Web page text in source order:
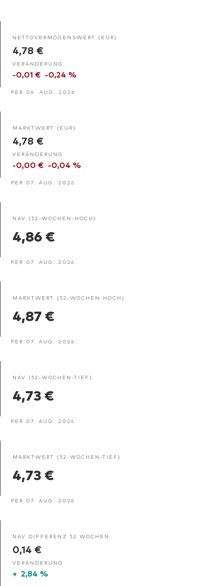
NETTOVERMÖGENSWERT (EUR)
4,78 €
VERÄNDERUNG
-0,01 € -0,24 %
PER 06. AUG. 2026
MARKTWERT (EUR)
4,78 €
VERÄNDERUNG
-0,00 € -0,04 %
PER 07. AUG. 2026
NAV (52-WOCHEN-HOCH)
4,86 €
PER 07. AUG. 2026
MARKTWERT (52-WOCHEN-HOCH)
4,87 €
PER 07. AUG. 2026
NAV (52-WOCHEN-TIEF)
4,73 €
PER 07. AUG. 2026
MARKTWERT (52-WOCHEN-TIEF)
4,73 €
PER 07. AUG. 2026
NAV DIFFERENZ 52 WOCHEN
0,14 €
VERÄNDERUNG
+ 2,84 %